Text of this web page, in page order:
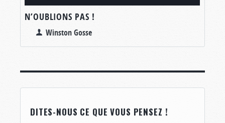
N’OUBLIONS PAS !
Winston Gosse
DITES-NOUS CE QUE VOUS PENSEZ !